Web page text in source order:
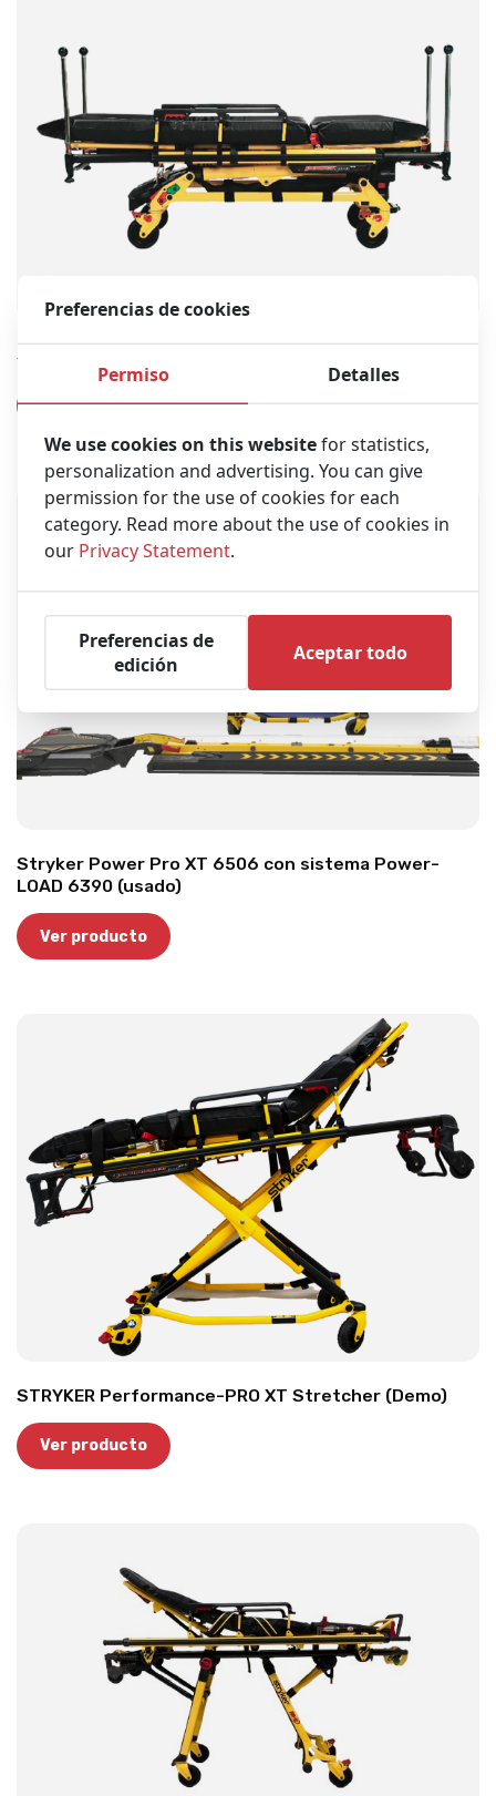
STRYKER Power-PRO TL Camilla (Reacondicionado)
Ver producto
Stryker Power Pro XT 6506 con sistema Power-
LOAD 6390 (usado)
Ver producto
STRYKER Performance-PRO XT Stretcher (Demo)
Ver producto
Preferencias de cookies
Permiso Detalles
We use cookies on this websitefor statistics,
personalization and advertising. You can give
permission for the use of cookies for each
category. Read more about the use of cookies in
our Privacy Statement.
Preferencias de
edición
Aceptar todo